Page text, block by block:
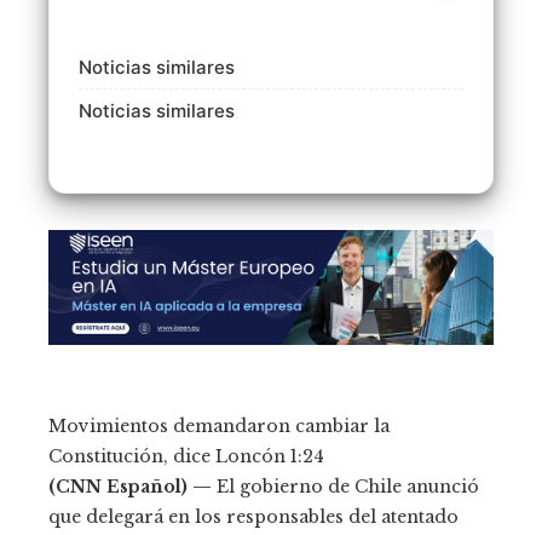
Noticias similares
Noticias similares
Movimientos demandaron cambiar la
Constitución, dice Loncón 1:24
(CNN Español) — El gobierno de Chile anunció
que delegará en los responsables del atentado